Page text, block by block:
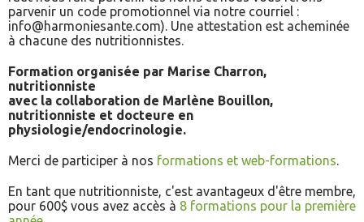
parvenir un code promotionnel via notre courriel :
info@harmoniesante.com). Une attestation est acheminée
à chacune des nutritionnistes.
Formation organisée par Marise Charron,
nutritionniste
avec la collaboration de Marlène Bouillon,
nutritionniste et docteure en
physiologie/endocrinologie.
Merci de participer à nos formations et web-formations.
En tant que nutritionniste, c'est avantageux d'être membre,
pour 600$ vous avez accès à 8 formations pour la première